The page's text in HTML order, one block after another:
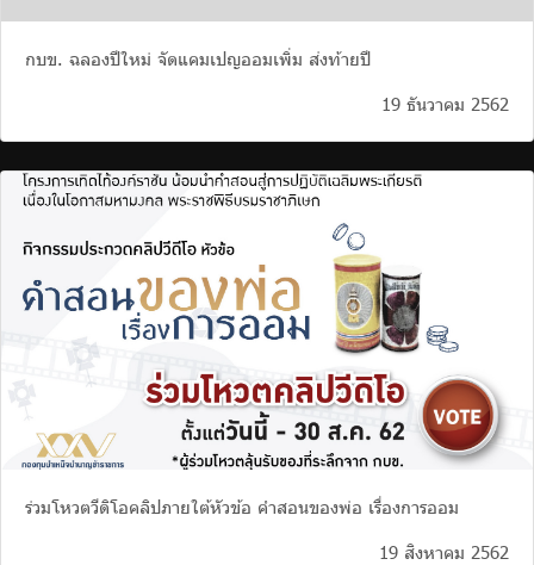
กบข. ฉลองปีใหม่ จัดแคมเปญออมเพิ่ม ส่งท้ายปี
19 ธันวาคม 2562
ร่วมโหวตวีดิโอคลิปภายใต้หัวข้อ คำสอนของพ่อ เรื่องการออม
19 สิงหาคม 2562